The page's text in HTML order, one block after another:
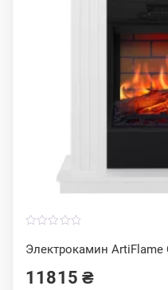
Электрокамин ArtiFlame
o
u
o
11815₴